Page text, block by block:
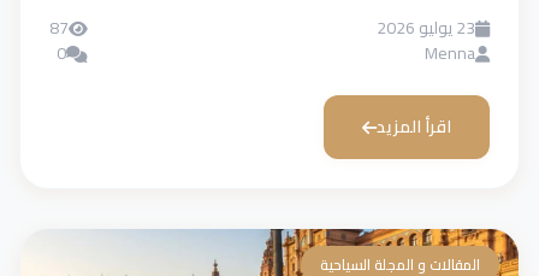
23 يوليو 2026
Menna
87
0
اقرأ المزيد
المقالات و المجلة السياحية